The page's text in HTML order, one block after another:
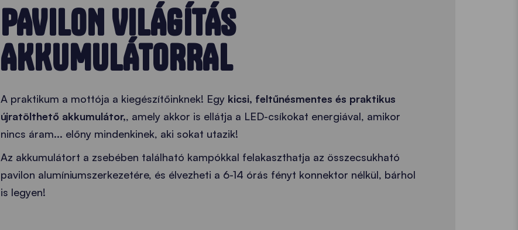
PAVILON VILÁGÍTÁS
AKKUMULÁTORRAL
A praktikum a mottója a kiegészítőinknek! Egy kicsi, feltűnésmentes és praktikus
újratölthető akkumulátor,, amely akkor is ellátja a LED-csíkokat energiával, amikor
nincs áram... előny mindenkinek, aki sokat utazik!
Az akkumulátort a zsebében található kampókkal felakaszthatja az összecsukható
pavilon alumíniumszerkezetére, és élvezheti a 6-14 órás fényt konnektor nélkül, bárhol
is legyen!